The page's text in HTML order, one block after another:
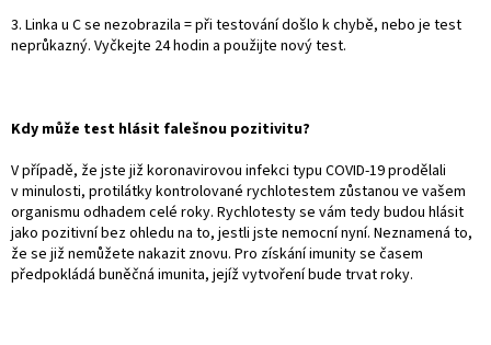
3. Linka u C se nezobrazila = při testování došlo k chybě, nebo je test
neprůkazný. Vyčkejte 24 hodin a použijte nový test.
Kdy může test hlásit falešnou pozitivitu?
V případě, že jste již koronavirovou infekci typu COVID-19 prodělali
v minulosti, protilátky kontrolované rychlotestem zůstanou ve vašem
organismu odhadem celé roky. Rychlotesty se vám tedy budou hlásit
jako pozitivní bez ohledu na to, jestli jste nemocní nyní. Neznamená to,
že se již nemůžete nakazit znovu. Pro získání imunity se časem
předpokládá buněčná imunita, jejíž vytvoření bude trvat roky.